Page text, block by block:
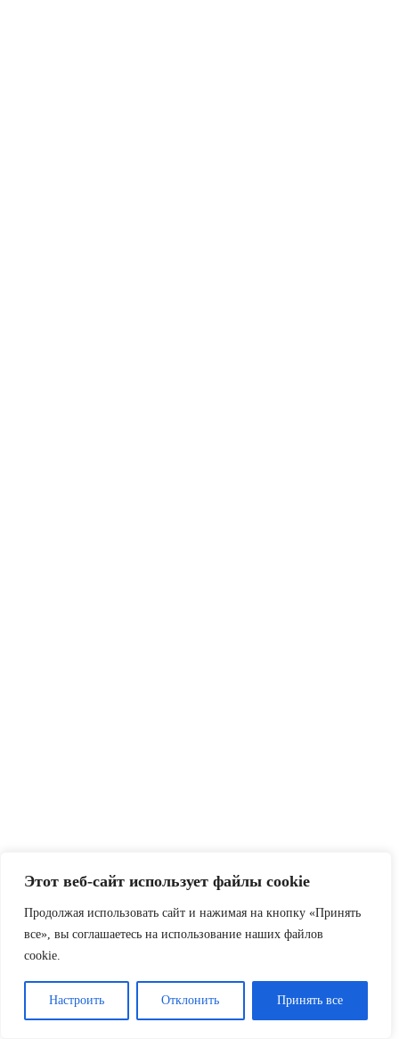
Этот веб-сайт использует файлы cookie
Продолжая использовать сайт и нажимая на кнопку «Принять
все», вы соглашаетесь на использование наших файлов
cookie.
Настроить Отклонить Принять все